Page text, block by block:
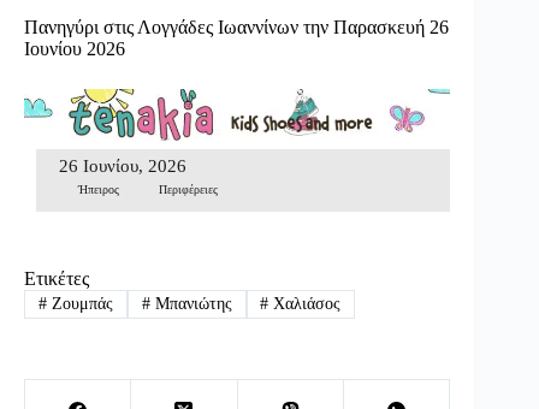
Πανηγύρι στις Λογγάδες Ιωαννίνων την Παρασκευή 26
Ιουνίου 2026
26 Ιουνίου, 2026
Ήπειρος Περιφέρειες
Ετικέτες
#Ζουμπάς #Μπανιώτης # Χαλιάσος